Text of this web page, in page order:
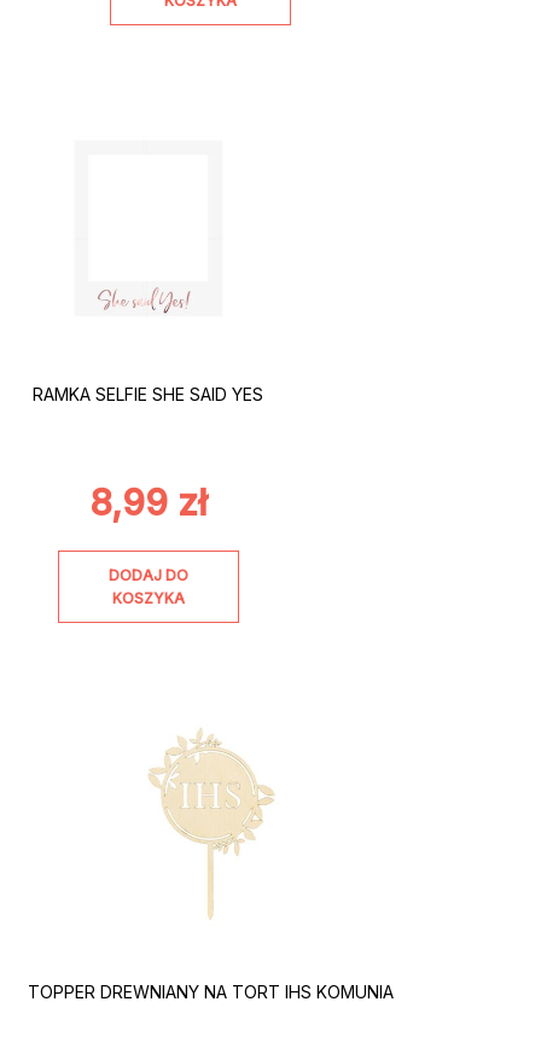
RAMKA SELFIE SHE SAID YES
8,99 zł
DODAJ DO
KOSZYKA
TOPPER DREWNIANY NA TORT IHS KOMUNIA